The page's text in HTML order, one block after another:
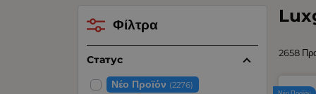
2658
Φίλτρα
Статус
Νέο Προϊόν (2276)